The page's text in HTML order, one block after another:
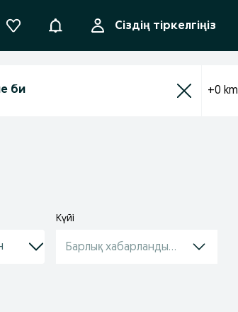
АқпараттандыруСіздің тіркелгіңіз
+0 km
Күйі
Барлық хабарландырулар